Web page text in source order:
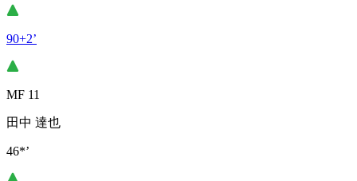
90+2’
MF 11
田中 達也
46*’